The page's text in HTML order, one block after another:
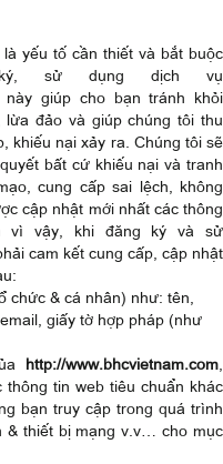
yếu tố cần thiết và bắt buộc
sử dụng dịch vụ
giúp cho bạn tránh khỏi
đảo và giúp chúng tôi thu
khiếu nại xảy ra. Chúng tôi sẽ
bất cứ khiếu nại và tranh
cung cấp sai lệch, không
cập nhật mới nhất các thông
vì vậy, khi đăng ký và sử
cam kết cung cấp, cập nhật
chức & cá nhân) như: tên,
giấy tờ hợp pháp (như
http://www.bhcvietnam.com,
tin web tiêu chuẩn khác
bạn truy cập trong quá trình
& thiết bị mạng v.v… cho mục